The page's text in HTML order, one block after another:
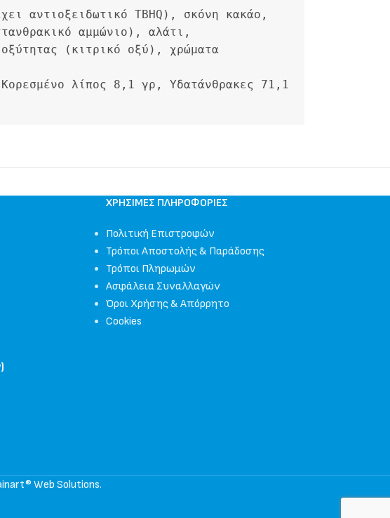
αντιοξειδωτικό TBHQ), σκόνη κακάο,
αμμώνιο), αλάτι,
(κιτρικό οξύ), χρώματα
λίπος 8,1 γρ, Υδατάνθρακες 71,1
ΧΡΉΣΙΜΕΣ ΠΛΗΡΟΦΟΡΊΕΣ
Πολιτική Επιστροφών
Τρόποι Αποστολής & Παράδοσης
Τρόποι Πληρωμών
Ασφάλεια Συναλλαγών
Όροι Χρήσης & Απόρρητο
Cookies
Web Solutions.